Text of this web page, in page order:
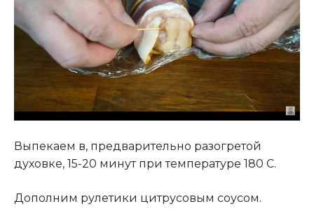
Выпекаем в, предварительно разогретой
духовке, 15-20 минут при температуре 180 С.
Дополним рулетики цитрусовым соусом.